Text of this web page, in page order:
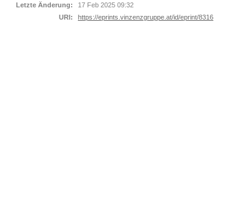
Letzte Änderung:
17 Feb 2025 09:32
URI:
https://eprints.vinzenzgruppe.at/id/eprint/8316